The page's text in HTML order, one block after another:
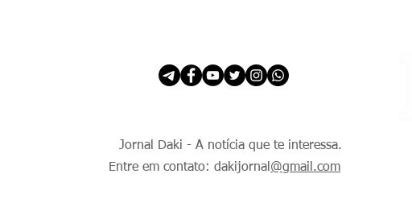
Jornal Daki - A notícia que te interessa.
Entre em contato: dakijornal @gmail.com